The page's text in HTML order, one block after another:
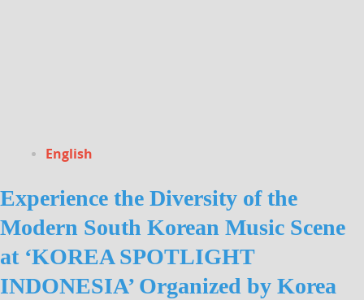
English
Experience the Diversity of the
Modern South Korean Music Scene
at ‘KOREA SPOTLIGHT
INDONESIA’ Organized by Korea